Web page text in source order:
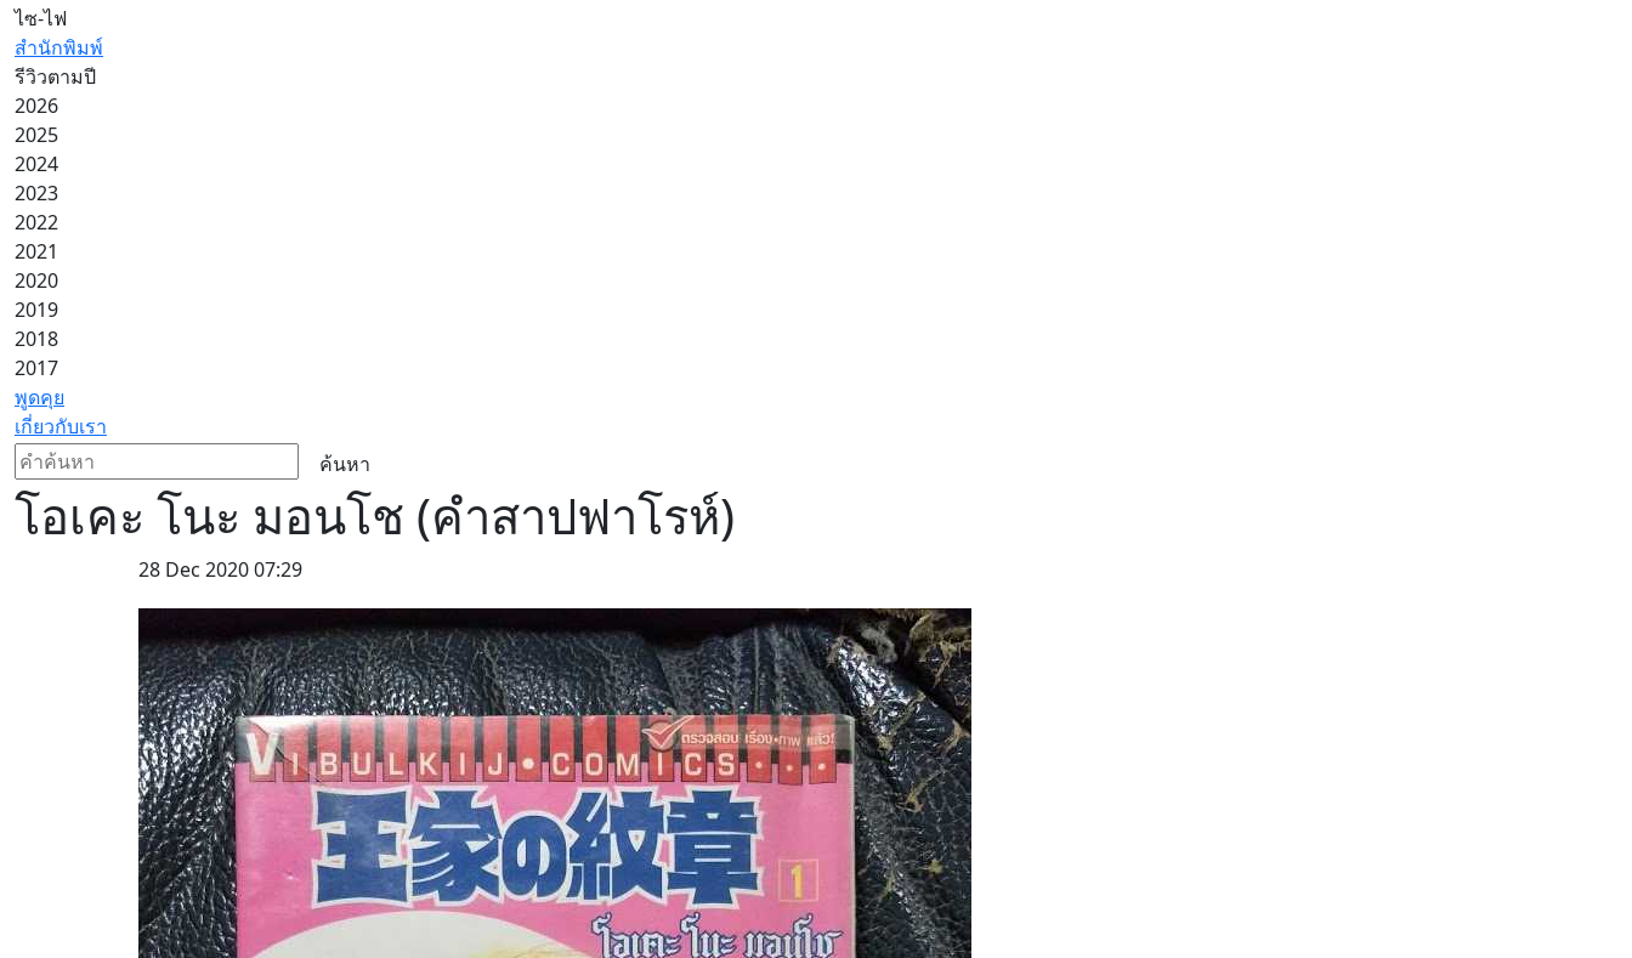
ไซ-ไฟ
สำนักพิมพ์
รีวิวตามปี
2026
2025
2024
2023
2022
2021
2020
2019
2018
2017
พูดคุย
เกี่ยวกับเรา
ค้นหา
โอเคะ โนะ มอนโช (คำสาปฟาโรห์)
28 Dec 2020 07:29